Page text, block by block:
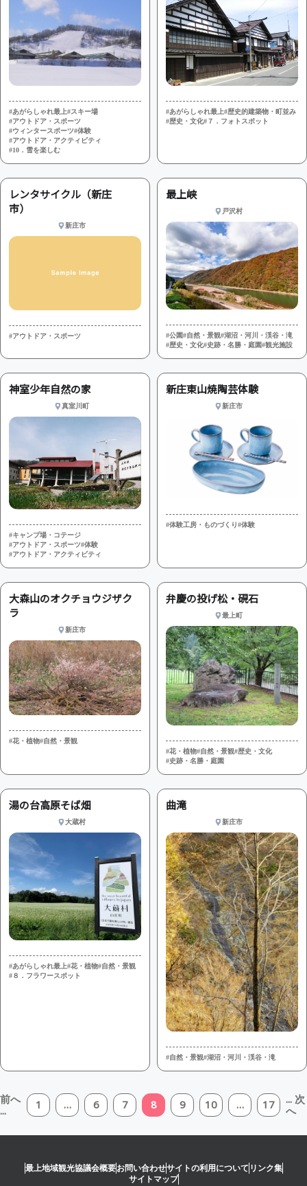
#あがらしゃれ最上#スキー場
#アウトドア・スポーツ
#ウィンタースポーツ#体験
#アウトドア・アクティビティ
#10．雪を楽しむ
#あがらしゃれ最上#歴史的建築物・町並み
#歴史・文化#７．フォトスポット
レンタサイクル（新庄
市）
新庄市
#アウトドア・スポーツ
最上峡
戸沢村
#公園#自然・景観#湖沼・河川・渓谷・滝
#歴史・文化#史跡・名勝・庭園#観光施設
神室少年自然の家
真室川町
#キャンプ場・コテージ
#アウトドア・スポーツ#体験
#アウトドア・アクティビティ
新庄東山焼陶芸体験
新庄市
#体験工房・ものづくり#体験
大森山のオクチョウジザク
ラ
新庄市
#花・植物#自然・景観
弁慶の投げ松・硯石
最上町
#花・植物#自然・景観#歴史・文化
#史跡・名勝・庭園
湯の台高原そば畑
大蔵村
#あがらしゃれ最上#花・植物#自然・景観
#８．フラワースポット
曲滝
新庄市
#自然・景観#湖沼・河川・渓谷・滝
前へ
...
1 … 6 7 8 9 10 … 17
... 次
へ
最上地域観光協議会概要お問い合わせサイトの利用について リンク集
サイトマップ